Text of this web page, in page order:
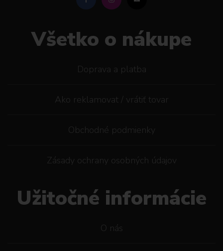
Všetko o nákupe
Doprava a platba
Ako reklamovat / vrátiť tovar
Obchodné podmienky
Zásady ochrany osobných údajov
Užitočné informácie
O nás